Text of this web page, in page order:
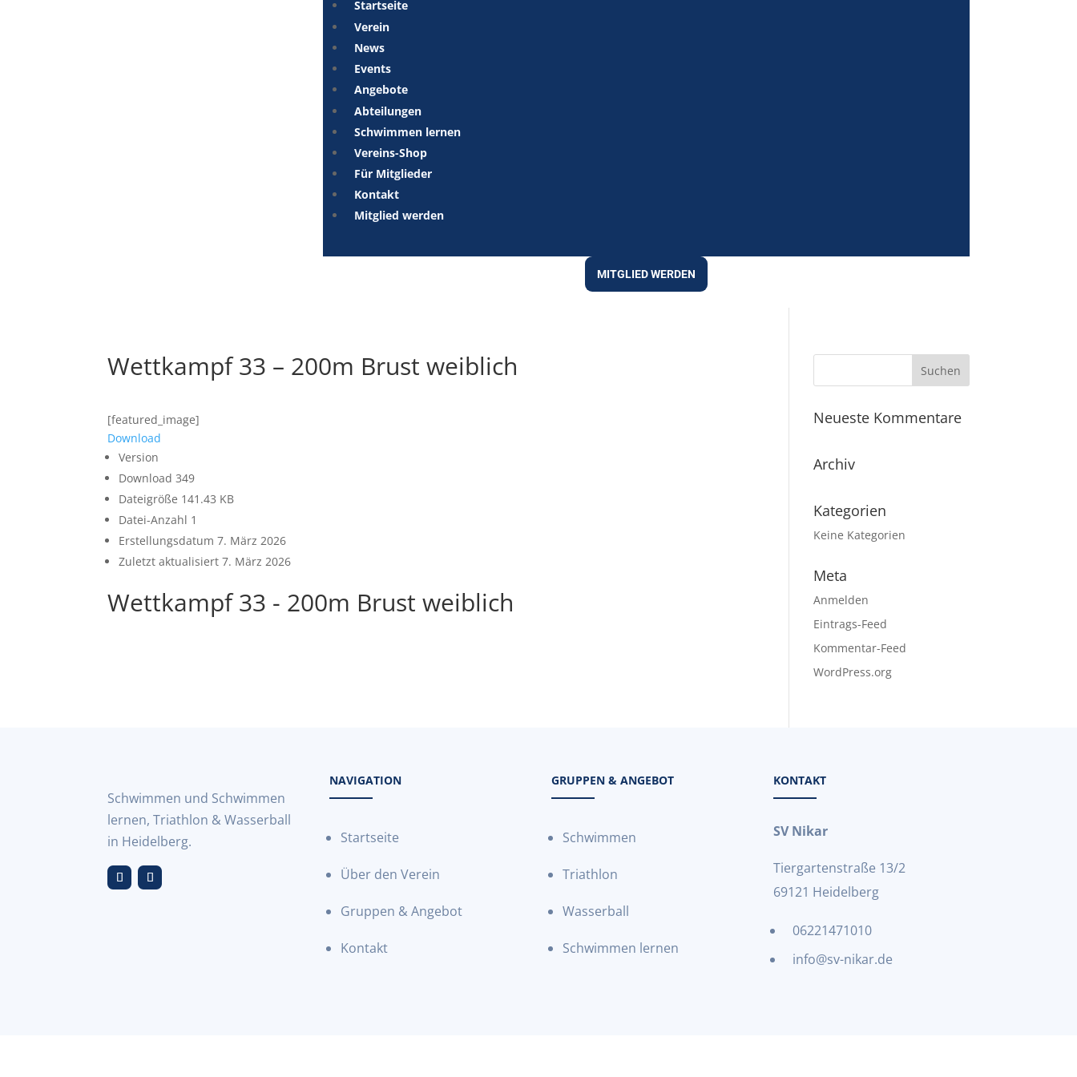
Startseite
Verein
News
Events
Angebote
Abteilungen
Schwimmen lernen
Vereins-Shop
Für Mitglieder
Kontakt
Mitglied werden
MITGLIED WERDEN
Wettkampf 33 – 200m Brust weiblich
[featured_image]
Download
Version
Download349
Dateigröße 141.43 KB
Datei-Anzahl 1
Erstellungsdatum7. März 2026
Zuletzt aktualisiert7. März 2026
Wettkampf 33 - 200m Brust weiblich
Neueste Kommentare
Archiv
Kategorien
Keine Kategorien
Meta
Anmelden
Eintrags-Feed
Kommentar-Feed
WordPress.org
Schwimmen und Schwimmen
lernen, Triathlon & Wasserball
in Heidelberg.
NAVIGATION
Startseite
Über den Verein
Gruppen & Angebot
Kontakt
GRUPPEN & ANGEBOT
Schwimmen
Triathlon
Wasserball
Schwimmen lernen
KONTAKT
SV Nikar
Tiergartenstraße 13/2
69121 Heidelberg
06221471010
info@sv-nikar.de